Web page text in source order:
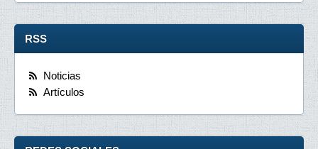
RSS
Noticias
Artículos